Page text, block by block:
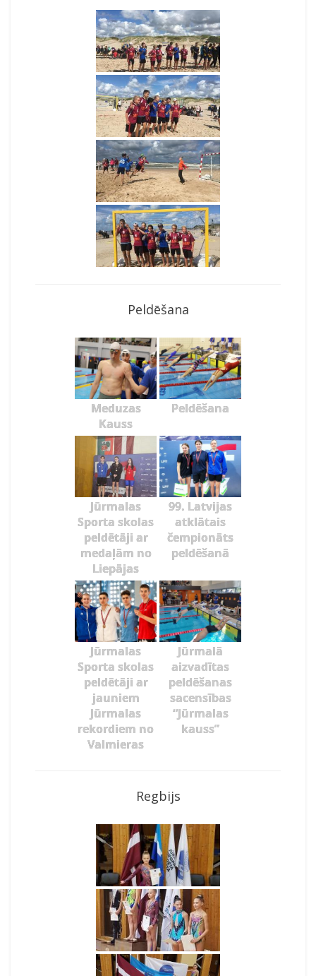
Peldēšana
Meduzas
Kauss
Peldēšana
Jūrmalas
Sporta skolas
peldētāji ar
medaļām no
Liepājas
99. Latvijas
atklātais
čempionāts
peldēšanā
Jūrmalas
Sporta skolas
peldētāji ar
jauniem
Jūrmalas
rekordiem no
Valmieras
Jūrmalā
aizvadītas
peldēšanas
sacensības
“Jūrmalas
kauss”
Regbijs